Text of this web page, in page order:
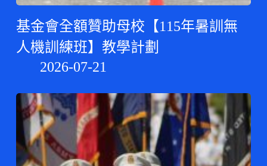
基金會全額贊助母校【115年暑訓無
人機訓練班】教學計劃
2026-07-21